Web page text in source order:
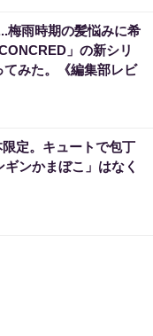
梅雨時期の髪悩みに希
」の新シリ
みた。《編集部レビ
定。キュートで包丁
ンかまぼこ」はなく